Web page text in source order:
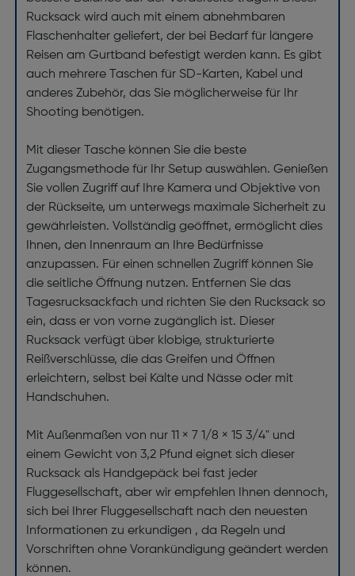
Rucksack wird auch mit einem abnehmbaren
Flaschenhalter geliefert, der bei Bedarf für längere
Reisen am Gurtband befestigt werden kann. Es gibt
auch mehrere Taschen für SD-Karten, Kabel und
anderes Zubehör, das Sie möglicherweise für Ihr
Shooting benötigen.
Mit dieser Tasche können Sie die beste
Zugangsmethode für Ihr Setup auswählen. Genießen
Sie vollen Zugriff auf Ihre Kamera und Objektive von
der Rückseite, um unterwegs maximale Sicherheit zu
gewährleisten. Vollständig geöffnet, ermöglicht dies
Ihnen, den Innenraum an Ihre Bedürfnisse
anzupassen. Für einen schnellen Zugriff können Sie
die seitliche Öffnung nutzen. Entfernen Sie das
Tagesrucksackfach und richten Sie den Rucksack so
ein, dass er von vorne zugänglich ist. Dieser
Rucksack verfügt über klobige, strukturierte
Reißverschlüsse, die das Greifen und Öffnen
erleichtern, selbst bei Kälte und Nässe oder mit
Handschuhen.
Mit Außenmaßen von nur 11 × 7 1/8 × 15 3/4" und
einem Gewicht von 3,2 Pfund eignet sich dieser
Rucksack als Handgepäck bei fast jeder
Fluggesellschaft, aber wir empfehlen Ihnen dennoch,
sich bei Ihrer Fluggesellschaft nach den neuesten
Informationen zu erkundigen , da Regeln und
Vorschriften ohne Vorankündigung geändert werden
können.